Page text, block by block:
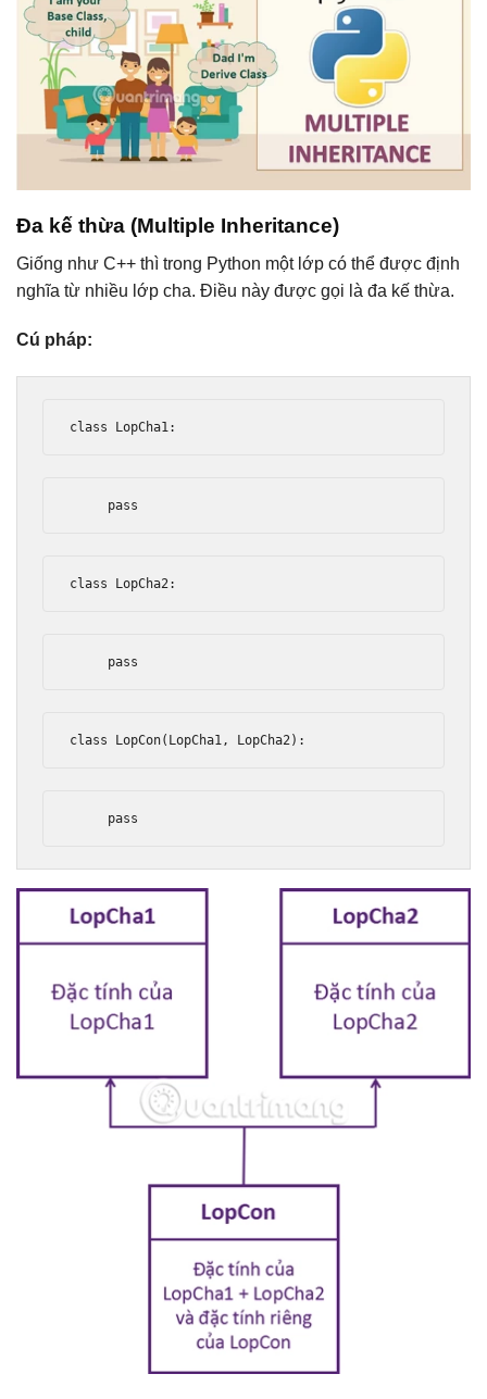
Đa kế thừa (Multiple Inheritance)
Giống như C++ thì trong Python một lớp có thể được định
nghĩa từ nhiều lớp cha. Điều này được gọi là đa kế thừa.
Cú pháp:
class LopCha1:
pass
class LopCha2:
pass
class LopCon( LopCha1, LopCha2):
pass